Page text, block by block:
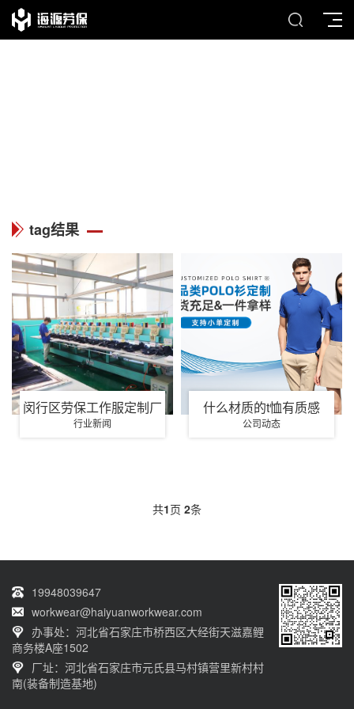
tag结果
闵行区劳保工作服定制厂
行业新闻
什么材质的t恤有质感
公司动态
共1页 2条
19948039647
workwear@haiyuanworkwear.com
办事处：河北省石家庄市桥西区大经街天滋嘉鲤
商务楼A座1502
厂址：河北省石家庄市元氏县马村镇营里新村村
南(装备制造基地)